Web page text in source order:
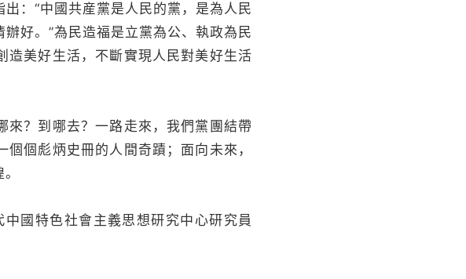
：“中國共産黨是人民的黨，是為人民
好。”為民造福是立黨為公、執政為民
造美好生活，不斷實現人民對美好生活
？到哪去？一路走來，我們黨團結帶
個彪炳史冊的人間奇蹟；面向未來，
國特色社會主義思想研究中心研究員